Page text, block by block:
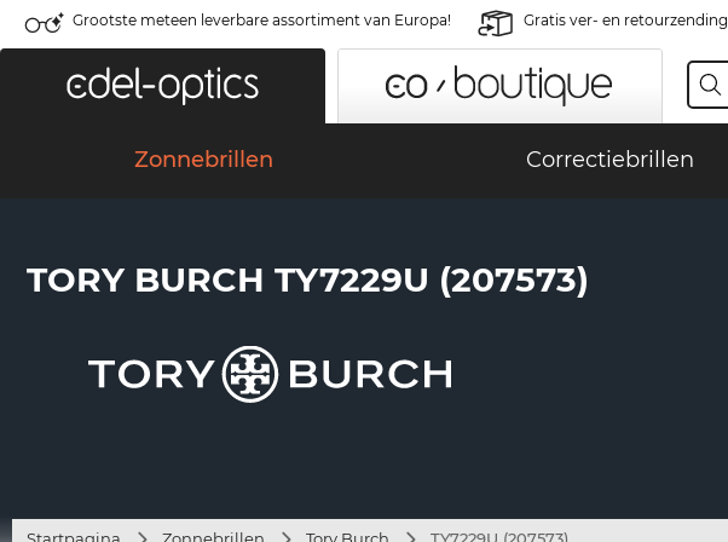
Grootste meteen leverbare assortiment van Europa! Gratis ver- en retourzending
Zonnebrillen Correctiebrillen
TORY BURCH TY7229U (207573)